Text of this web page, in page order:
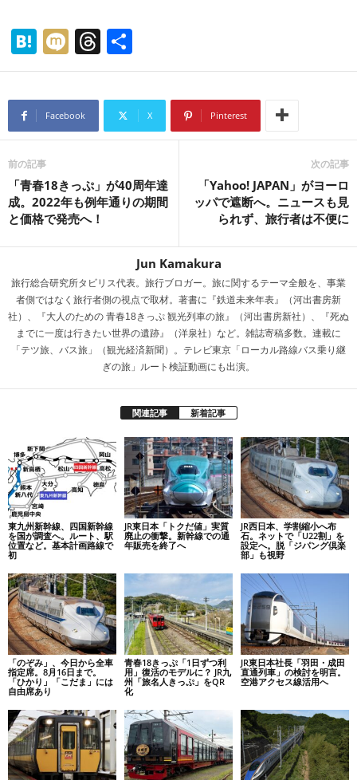
H
at
e
n
a
M
ixi
T
hr
e
d
有
Facebook X Pinterest
前の記事
「青春18きっぷ」が40周年達
成。2022年も例年通りの期間
と価格で発売へ！
次の記事
「Yahoo! JAPAN」がヨーロ
ッパで遮断へ。ニュースも見
られず、旅行者は不便に
Jun Kamakura
旅行総合研究所タビリス代表。旅行ブロガー。旅に関するテーマ全般を、事業
者側ではなく旅行者側の視点で取材。著書に『鉄道未来年表』（河出書房新
社）、『大人のための 青春18きっぷ 観光列車の旅』（河出書房新社）、『死ぬ
までに一度は行きたい世界の遺跡』（洋泉社）など。雑誌寄稿多数。連載に
「テツ旅、バス旅」（観光経済新聞）。テレビ東京「ローカル路線バス乗り継
ぎの旅」ルート検証動画にも出演。
関連記事 新着記事
東九州新幹線、四国新幹線
を国が調査へ。ルート、駅
位置など。基本計画路線で
初
JR東日本「トクだ値」実質
廃止の衝撃。新幹線での通
年販売を終了へ
JR西日本、学割縮小へ布
石。ネットで「U22割」を
設定へ。脱「ジパング倶楽
部」も視野
「のぞみ」、今日から全車
指定席。8月16日まで。
「ひかり」「こだま」には
自由席あり
青春18きっぷ「1日ずつ利
用」復活のモデルに？ JR九
州「旅名人きっぷ」をQR
化
JR東日本社長「羽田・成田
直通列車」の検討を明言。
空港アクセス線活用へ